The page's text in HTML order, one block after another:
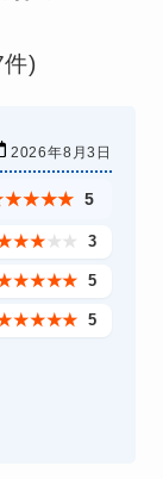
)
2026年8月3日
★★★★ 5
★★ ★ ★ 3
★★★★ 5
★★★★ 5